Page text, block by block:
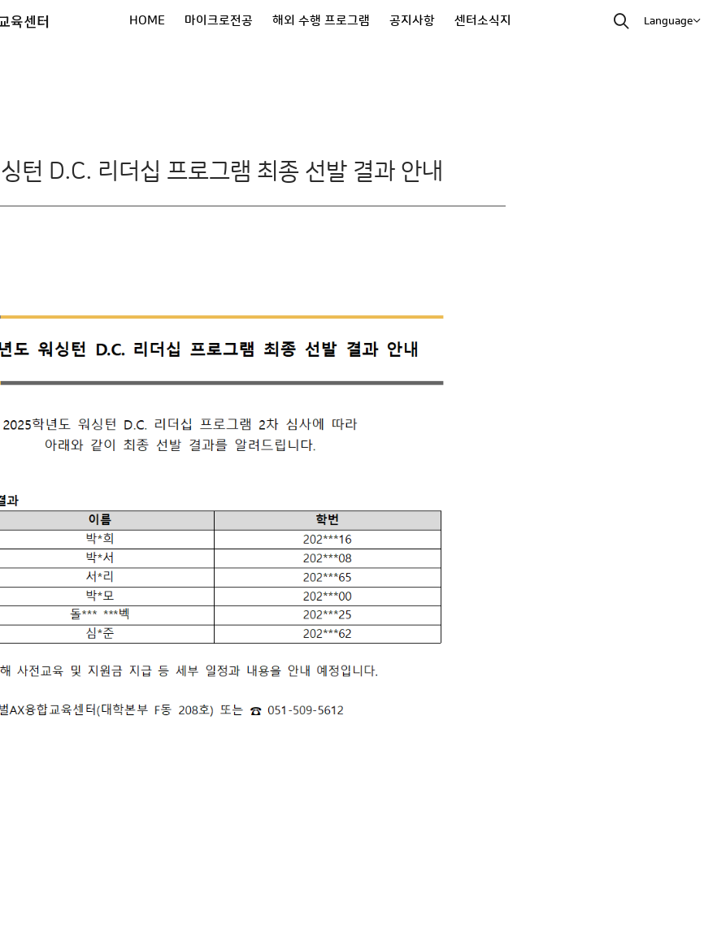
육센터 HOME 마이크로전공 해외 수행 프로그램 공지사항 센터소식지 Language
턴 D.C. 리더십 프로그램 최종 선발 결과 안내